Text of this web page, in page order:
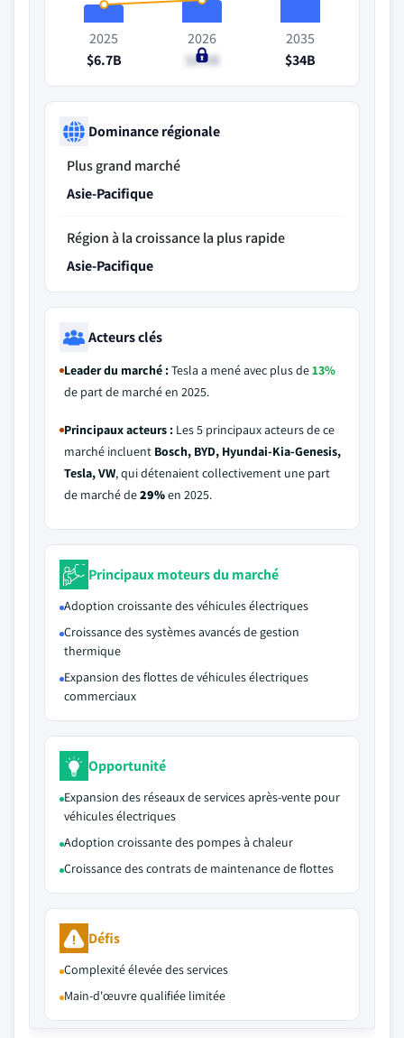
2025
$6.7B
2026
$8.6B
2035
$34B
Dominance régionale
Plus grand marché
Asie-Pacifique
Région à la croissance la plus rapide
Asie-Pacifique
Acteurs clés
Leader du marché :Tesla a mené avec plus de13%
de part de marché en 2025.
Principaux acteurs : Les 5 principaux acteurs de ce
marché incluent Bosch, BYD, Hyundai-Kia-Genesis,
Tesla, VW, qui détenaient collectivement une part
de marché de29%en 2025.
Principaux moteurs du marché
Adoption croissante des véhicules électriques
Croissance des systèmes avancés de gestion
thermique
Expansion des flottes de véhicules électriques
commerciaux
Opportunité
Expansion des réseaux de services après-vente pour
véhicules électriques
Adoption croissante des pompes à chaleur
Croissance des contrats de maintenance de flottes
Défis
Complexité élevée des services
Main-d'œuvre qualifiée limitée